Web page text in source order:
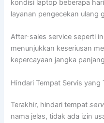
kondisi laptop beberapa
layanan pengecekan ulang
After-sales service seperti
menunjukkan keseriusan
kepercayaan jangka
Hindari Tempat Servis yang
Terakhir, hindari tempat
nama jelas, tidak ada izin